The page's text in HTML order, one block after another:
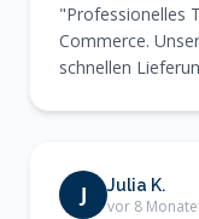
"Professionelles
Commerce.
schnellen
J Julia K.
vor 8